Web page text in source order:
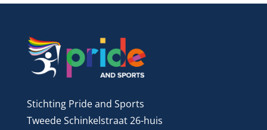
Stichting Pride and Sports
Tweede Schinkelstraat 26-huis